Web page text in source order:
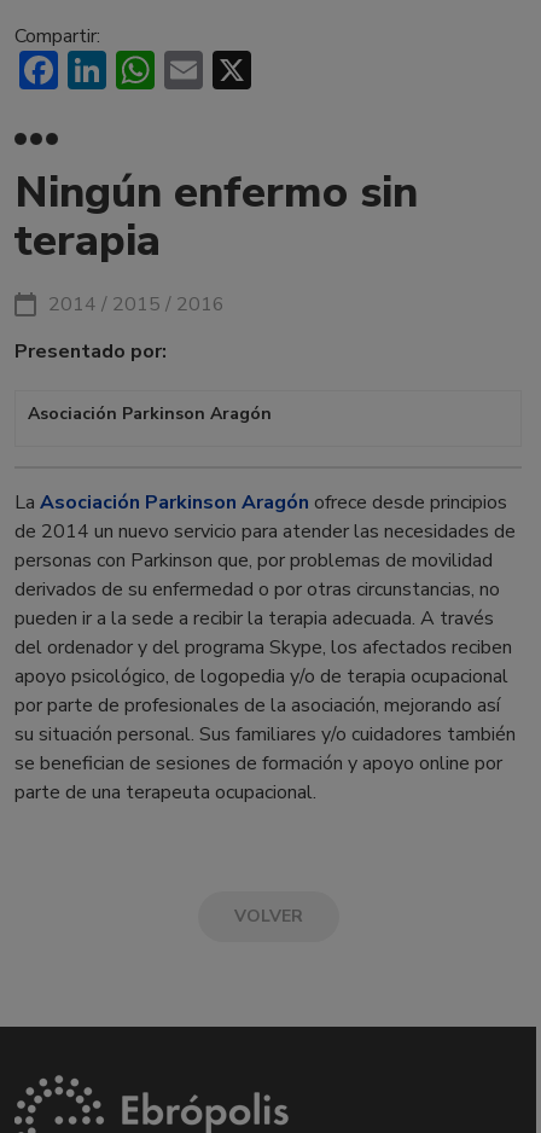
Compartir:
Facebook
LinkedIn
WhatsApp
Email
Ningún enfermo sin
terapia
2014 / 2015 / 2016
Presentado por:
Asociación Parkinson Aragón
La Asociación Parkinson Aragón ofrece desde principios
de 2014 un nuevo servicio para atender las necesidades de
personas con Parkinson que, por problemas de movilidad
derivados de su enfermedad o por otras circunstancias, no
pueden ir a la sede a recibir la terapia adecuada. A través
del ordenador y del programa Skype, los afectados reciben
apoyo psicológico, de logopedia y/o de terapia ocupacional
por parte de profesionales de la asociación, mejorando así
su situación personal. Sus familiares y/o cuidadores también
se benefician de sesiones de formación y apoyo online por
parte de una terapeuta ocupacional.
VOLVER